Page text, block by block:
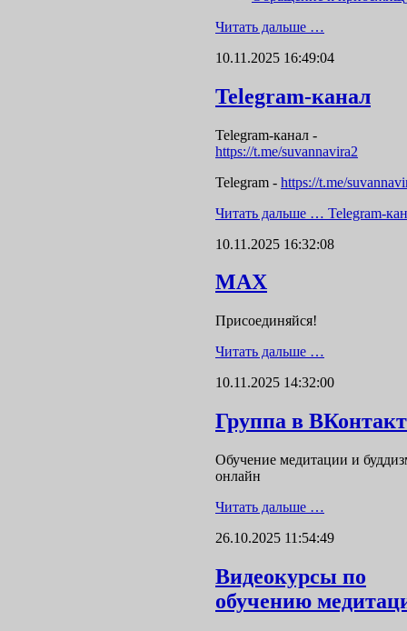
Читать дальше …
10.11.2025 16:49:04
Telegram-канал
Telegram-канал -
https://t.me/suvannavira2
Telegram - https://t.me/
Читать дальше … Telegram-
10.11.2025 16:32:08
MAX
Присоединяйся!
Читать дальше …
10.11.2025 14:32:00
Группа в
Обучение медитации и
онлайн
Читать дальше …
26.10.2025 11:54:49
Видеокурсы по
обучению